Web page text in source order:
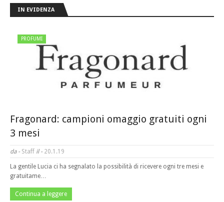
IN EVIDENZA
PROFUMI
Fragonard: campioni omaggio gratuiti ogni
3 mesi
da - Staff il - 20.1.19
La gentile Lucia ci ha segnalato la possibilità di ricevere ogni tre mesi e
gratuitame…
Continua a leggere